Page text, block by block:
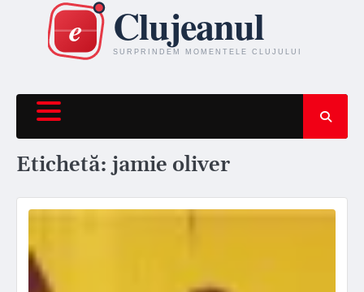
content
Etichetă:jamie oliver